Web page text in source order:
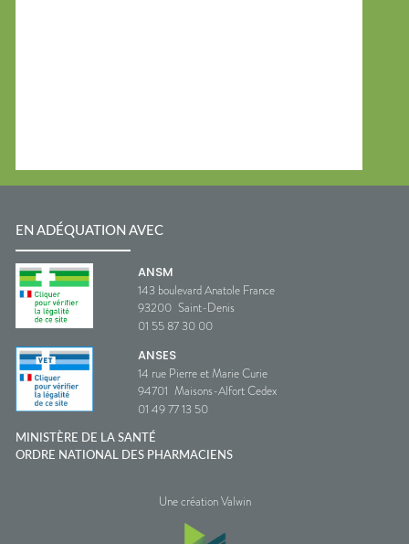
EN ADÉQUATION AVEC
ANSM
143 boulevard Anatole France
93200 Saint-Denis
01 55 87 30 00
ANSES
14 rue Pierre et Marie Curie
94701 Maisons-Alfort Cedex
01 49 77 13 50
MINISTÈRE DE LA SANTÉ
ORDRE NATIONAL DES PHARMACIENS
Une création Valwin